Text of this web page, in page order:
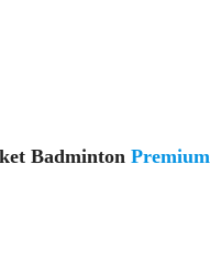
Badminton Premium